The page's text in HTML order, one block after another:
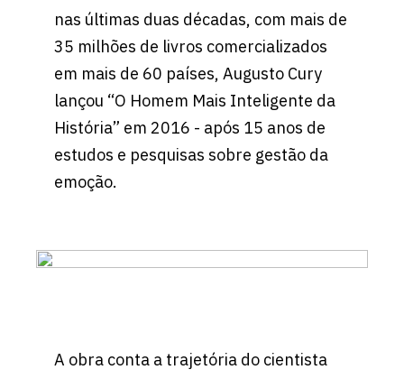
nas últimas duas décadas, com mais de
35 milhões de livros comercializados
em mais de 60 países, Augusto Cury
lançou “O Homem Mais Inteligente da
História” em 2016 - após 15 anos de
estudos e pesquisas sobre gestão da
emoção.
A obra conta a trajetória do cientista